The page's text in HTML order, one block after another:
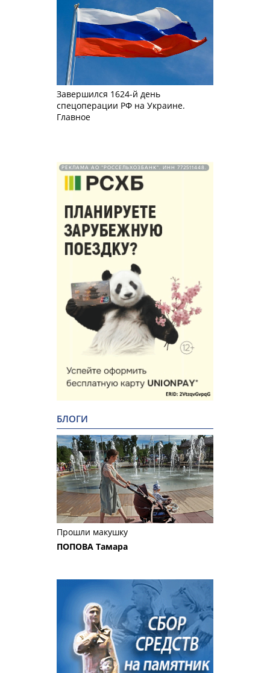
Завершился 1624-й день
спецоперации РФ на Украине.
Главное
РЕКЛАМА АО "РОССЕЛЬХОЗБАНК". ИНН 772511448.
БЛОГИ
Прошли макушку
ПОПОВА Тамара